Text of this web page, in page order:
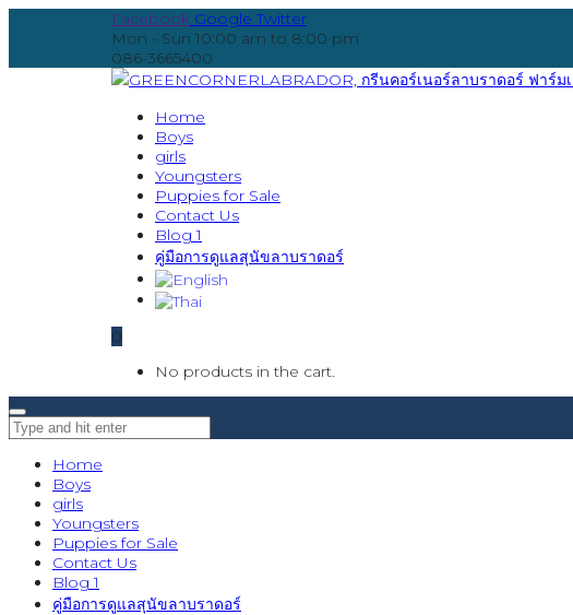
Facebook Google Twitter
Mon - Sun 10:00 am to 8:00 pm
086-3665400
Home
Boys
girls
Youngsters
Puppies for Sale
Contact Us
Blog 1
คู่มือการดูแลสุนัขลาบราดอร์
0
No products in the cart.
Home
Boys
girls
Youngsters
Puppies for Sale
Contact Us
Blog 1
คู่มือการดูแลสุนัขลาบราดอร์